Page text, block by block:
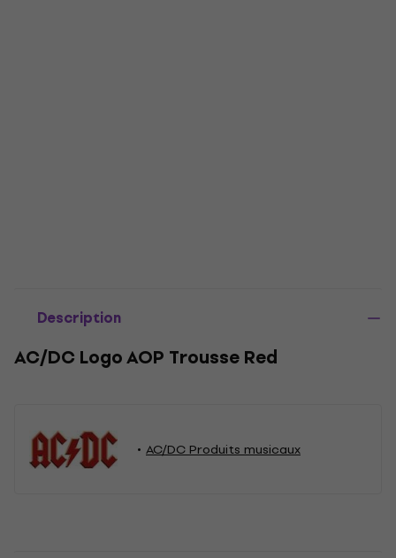
Description
AC/DC Logo AOP Trousse Red
AC/DC Produits musicaux